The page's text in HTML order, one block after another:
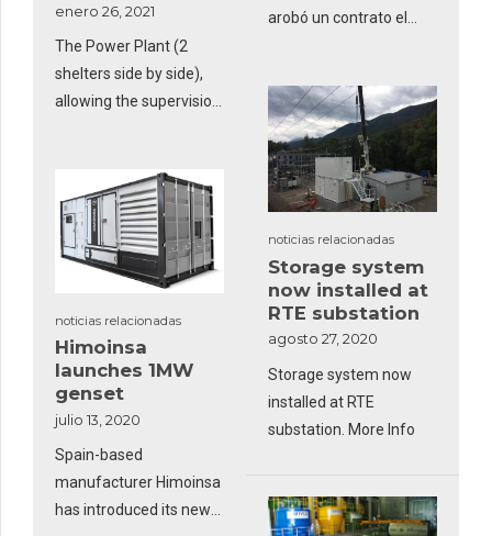
arobó un contrato el
contenedores de 10
pies hechos a medida
equipados con un brazo
de aceite inflable
manualmente de 200 m
en un carrete hidráulico.
enero 26, 2021
The Power Plant (2
shelters side by side),
allowing the supervision
shore installation in
Africa...
noticias relacionadas
Storage system
now installed at
RTE substation
agosto 27, 2020
Storage system now
installed at RTE
substation. More Info
noticias relacionadas
Himoinsa
launches 1MW
genset
julio 13, 2020
Spain-based
manufacturer Himoinsa
has introduced its new